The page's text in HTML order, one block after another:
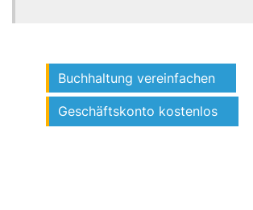
Buchhaltung vereinfachen
Geschäftskonto kostenlos